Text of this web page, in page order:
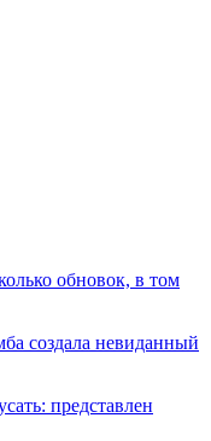
обновок, в том
создала невиданный
представлен